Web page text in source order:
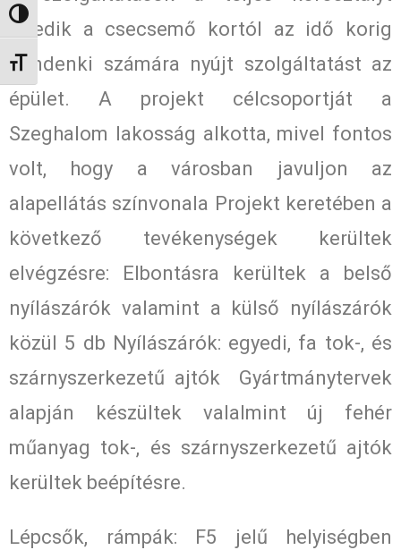
Nagy kontraszt váltása
Betűméret váltása
lefedik a csecsemő kortól az idő korig
mindenki számára nyújt szolgáltatást az
épület. A projekt célcsoportját a
Szeghalom lakosság alkotta, mivel fontos
volt, hogy a városban javuljon az
alapellátás színvonala Projekt keretében a
következő tevékenységek kerültek
elvégzésre: Elbontásra kerültek a belső
nyílászárók valamint a külső nyílászárók
közül 5 db Nyílászárók: egyedi, fa tok-, és
szárnyszerkezetű ajtók Gyártmánytervek
alapján készültek valalmint új fehér
műanyag tok-, és szárnyszerkezetű ajtók
kerültek beépítésre.
Lépcsők, rámpák: F5 jelű helyiségben